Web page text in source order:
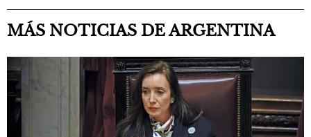
MÁS NOTICIAS DE ARGENTINA